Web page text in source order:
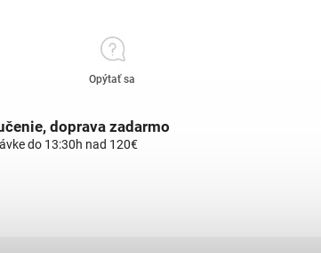
Opýtať sa
doprava zadarmo
do 13:30h nad 120€